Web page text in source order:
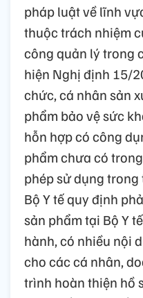
pháp luật về lĩnh
thuộc trách nhiệm
công quản lý trong
hiện Nghị định 15/
chức, cá nhân sản
phẩm bảo vệ sức
hỗn hợp có công
phẩm chưa có
phép sử dụng
Bộ Y tế quy định
sản phẩm tại Bộ Y
hành, có nhiều nội
cho các cá nhân,
trình hoàn thiện hồ